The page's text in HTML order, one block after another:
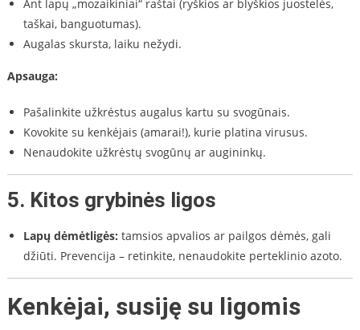
Ant lapų „mozaikiniai“ raštai (ryškios ar blyškios juostelės,
taškai, banguotumas).
Augalas skursta, laiku nežydi.
Apsauga:
Pašalinkite užkrėstus augalus kartu su svogūnais.
Kovokite su kenkėjais (amarai!), kurie platina virusus.
Nenaudokite užkrėstų svogūnų ar augininkų.
5. Kitos grybinės ligos
Lapų dėmėtligės: tamsios apvalios ar pailgos dėmės, gali
džiūti. Prevencija – retinkite, nenaudokite perteklinio azoto.
Kenkėjai, susiję su ligomis